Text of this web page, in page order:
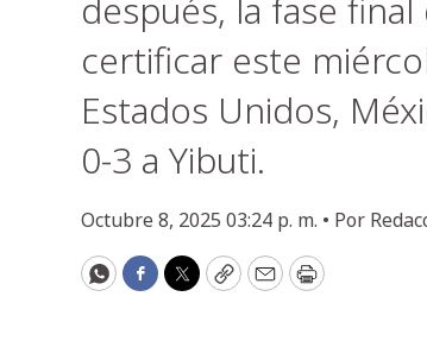
después, la fase
certificar este
Estados Unidos,
0-3 a Yibuti.
Octubre 8, 2025 03:24 p. m. • Por
WhatsApp
Facebook
Twitter
CopyEmailPrint